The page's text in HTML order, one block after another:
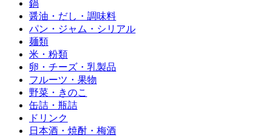
鍋
醤油・だし・調味料
パン・ジャム・シリアル
麺類
米・粉類
卵・チーズ・乳製品
フルーツ・果物
野菜・きのこ
缶詰・瓶詰
ドリンク
日本酒・焼酎・梅酒